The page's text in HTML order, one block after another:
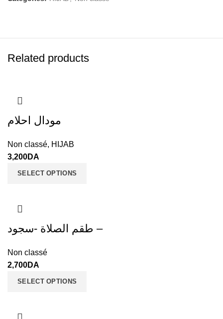
Related products
مودال احلام
Non classé, HIJAB
3,200DA
SELECT OPTIONS
طقم الصلاة -سجود –
Non classé
2,700DA
SELECT OPTIONS